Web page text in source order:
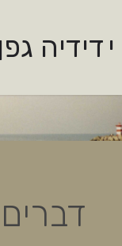
י דידיה גפן